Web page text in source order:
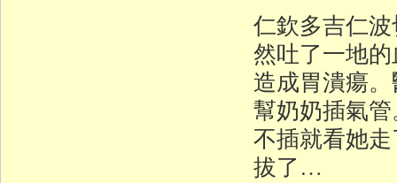
仁欽多吉仁
然吐了一地
造成胃潰瘍
幫奶奶插氣
不插就看她
拔了…